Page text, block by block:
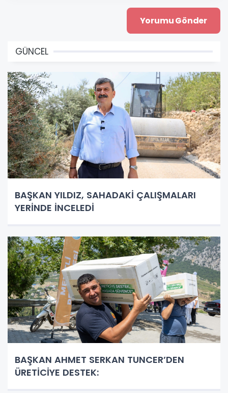
GÜNCEL
BAŞKAN YILDIZ, SAHADAKİ ÇALIŞMALARI
YERİNDE İNCELEDİ
BAŞKAN AHMET SERKAN TUNCER’DEN
ÜRETİCİYE DESTEK: